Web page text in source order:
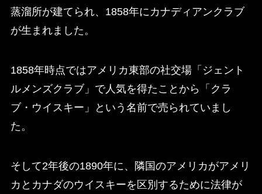
蒸溜所が建てられ、1858年にカナディアンクラブ
が生まれました。
1858年時点ではアメリカ東部の社交場「ジェント
ルメンズクラブ」で人気を得たことから「クラ
ブ・ウイスキー」という名前で売られていまし
た。
そして2年後の1890年に、隣国のアメリカがアメリ
カとカナダのウイスキーを区別するために法律が